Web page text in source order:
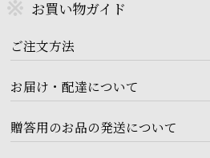
お買い物ガイド
ご注文方法
お届け・配達について
贈答用のお品の発送について